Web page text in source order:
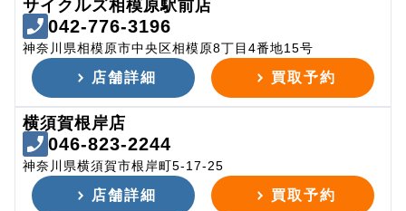
サイクルズ相模原駅前店
042-776-3196
神奈川県相模原市中央区相模原8丁目4番地15号
店舗詳細 買取予約
横須賀根岸店
046-823-2244
神奈川県横須賀市根岸町5-17-25
店舗詳細 買取予約